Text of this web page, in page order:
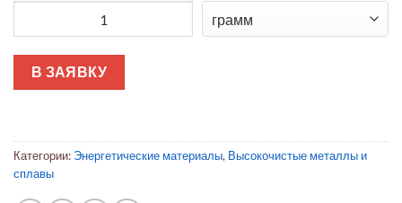
В ЗАЯВКУ
Категории: Энергетические материалы, Высокочистые металлы и
сплавы